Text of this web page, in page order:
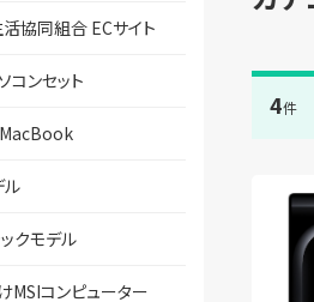
協同組合 ECサイト
コンセット
ル
クモデル
MSIコンピューター
4件